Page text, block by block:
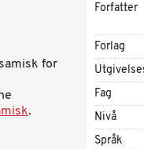
for
.
Forfatter
Forlag
Fag
Nivå
Språk